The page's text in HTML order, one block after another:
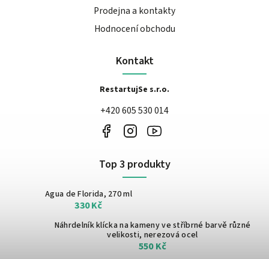
Prodejna a kontakty
Hodnocení obchodu
Kontakt
RestartujSe s.r.o.
+420 605 530 014
Top 3 produkty
Agua de Florida, 270 ml
330 Kč
Náhrdelník klícka na kameny ve stříbrné barvě různé
velikosti, nerezová ocel
550 Kč